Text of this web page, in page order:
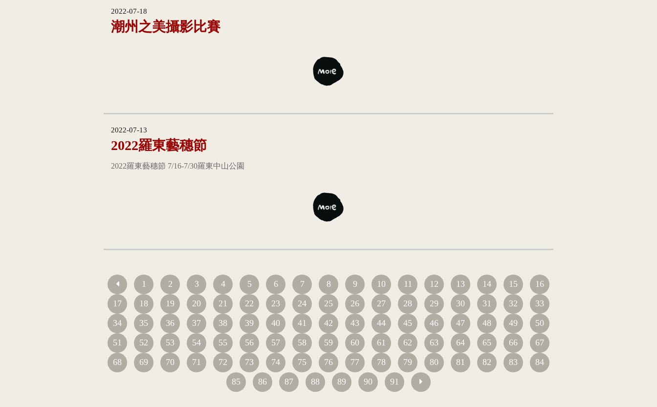
2022-07-18
潮州之美攝影比賽
2022-07-13
2022羅東藝穗節
2022羅東藝穗節 7/16-7/30羅東中山公園
1 2 3 4 5 6 7 8 9 10 11 12 13 14 15
16
17
18 19 20 21 22 23 24 25 26 27 28 29 30 31 32
33
34
35 36 37 38 39 40 41 42 43 44 45 46 47 48 49
50
51
52 53 54 55 56 57 58 59 60 61 62 63 64 65 66
67
68
69 70 71 72 73 74 75 76 77 78 79 80 81 82 83
84
85
86 87 88 89 90 91